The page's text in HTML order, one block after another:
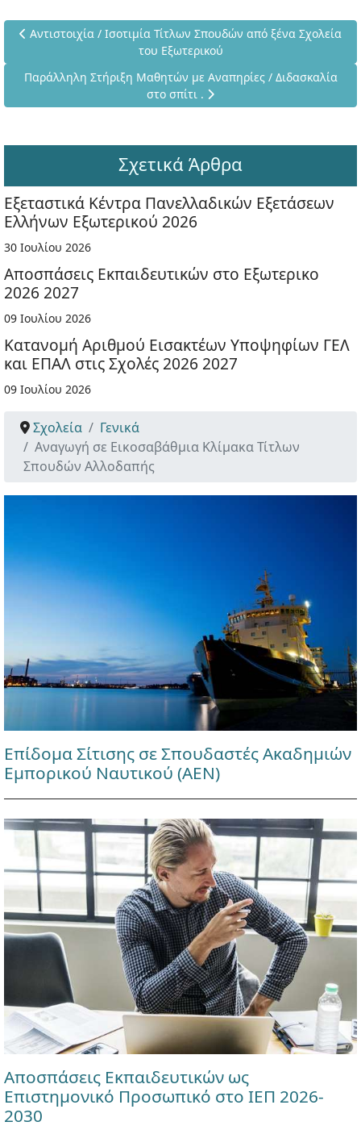
Προηγούμενο άρθρο: Αντιστοιχία / Ισοτιμία Τίτλων Σπουδών
Αντιστοιχία / Ισοτιμία Τίτλων Σπουδών από ξένα Σχολεία
του Εξωτερικού
Επόμενο άρθρο: Παράλληλη Στήριξη Μαθητών με Αναπηρίες /
Παράλληλη Στήριξη Μαθητών με Αναπηρίες / Διδασκαλία
στο σπίτι .
Σχετικά Άρθρα
Εξεταστικά Κέντρα Πανελλαδικών Εξετάσεων
Ελλήνων Εξωτερικού 2026
30 Ιουλίου 2026
Αποσπάσεις Εκπαιδευτικών στο Εξωτερικο
2026 2027
09 Ιουλίου 2026
Κατανομή Αριθμού Εισακτέων Υποψηφίων ΓΕΛ
και ΕΠΑΛ στις Σχολές 2026 2027
09 Ιουλίου 2026
Σχολεία
Γενικά
Αναγωγή σε Εικοσαβάθμια Κλίμακα Τίτλων
Σπουδών Αλλοδαπής
Επίδομα Σίτισης σε Σπουδαστές Ακαδημιών
Εμπορικού Ναυτικού (ΑΕΝ)
Αποσπάσεις Εκπαιδευτικών ως
Επιστημονικό Προσωπικό στο ΙΕΠ 2026-
2030